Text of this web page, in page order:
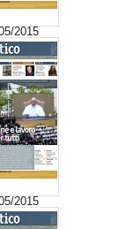
2015
2015